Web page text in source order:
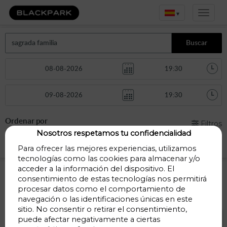
▾
Buscar
Ordenar por Filtros
Parking Sagrada Familia
Parkings a menos de 1 Km
Parking Litvak – Sagrada Familia
Nosotros respetamos tu confidencialidad
Para ofrecer las mejores experiencias, utilizamos
tecnologías como las cookies para almacenar y/o
acceder a la información del dispositivo. El
consentimiento de estas tecnologías nos permitirá
procesar datos como el comportamiento de
navegación o las identificaciones únicas en este
sitio. No consentir o retirar el consentimiento,
puede afectar negativamente a ciertas